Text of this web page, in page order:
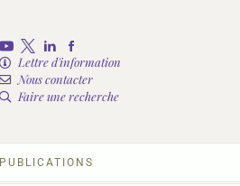
Lettre d'information
Nous contacter
Faire une recherche
PUBLICATIONS